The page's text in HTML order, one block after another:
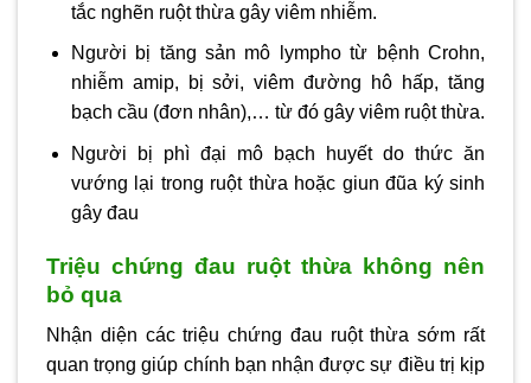
tắc nghẽn ruột thừa gây viêm nhiễm.
Người bị tăng sản mô lympho từ bệnh Crohn,
nhiễm amip, bị sởi, viêm đường hô hấp, tăng
bạch cầu (đơn nhân),… từ đó gây viêm ruột thừa.
Người bị phì đại mô bạch huyết do thức ăn
vướng lại trong ruột thừa hoặc giun đũa ký sinh
gây đau
Triệu chứng đau ruột thừa không nên
bỏ qua
Nhận diện các triệu chứng đau ruột thừa sớm rất
quan trọng giúp chính bạn nhận được sự điều trị kịp